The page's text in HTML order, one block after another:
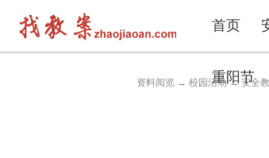
首页
重阳节
资料阅览 → 校园活动→ 安全